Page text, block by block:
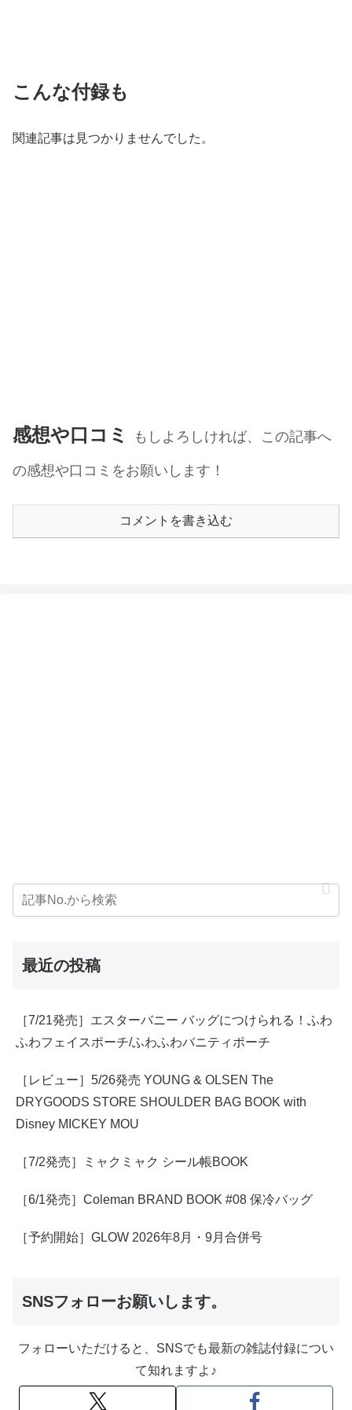
こんな付録も
関連記事は見つかりませんでした。
感想や口コミ
もしよろしければ、この記事へ
の感想や口コミをお願いします！
コメントを書き込む
最近の投稿
［7/21発売］エスターバニー バッグにつけられる！ふわ
ふわフェイスポーチ/ふわふわバニティポーチ
［レビュー］5/26発売 YOUNG & OLSEN The
DRYGOODS STORE SHOULDER BAG BOOK with
Disney MICKEY MOU
［7/2発売］ミャクミャク シール帳BOOK
［6/1発売］Coleman BRAND BOOK #08 保冷バッグ
［予約開始］GLOW 2026年8月・9月合併号
SNSフォローお願いします。
フォローいただけると、SNSでも最新の雑誌付録につい
て知れますよ♪